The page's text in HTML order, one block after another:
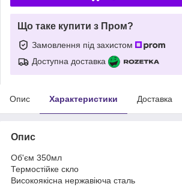
Що таке купити з Пром?
Замовлення під захистом
Доступна доставка
Опис Характеристики Доставка
Опис
Об'єм 350мл
Термостійке скло
Високоякісна нержавіюча сталь